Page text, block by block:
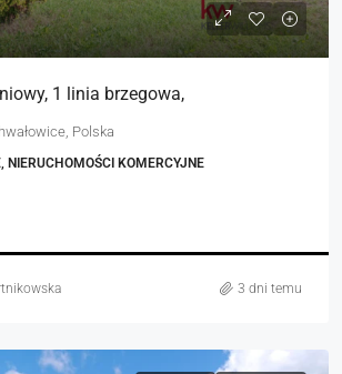
1 linia brzegowa,
Polska
NIERUCHOMOŚCI KOMERCYJNE
3 dni temu